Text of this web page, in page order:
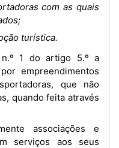
com as quais
turística.
empreendimentos
que não
quando feita através
serviços aos seus